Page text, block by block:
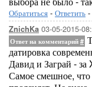
Обратиться - Ответить -
ZnichKa 03-05-2015-
Ответ на комментарий #
датировка
Давид и Заграй - за
Самое смешное, что